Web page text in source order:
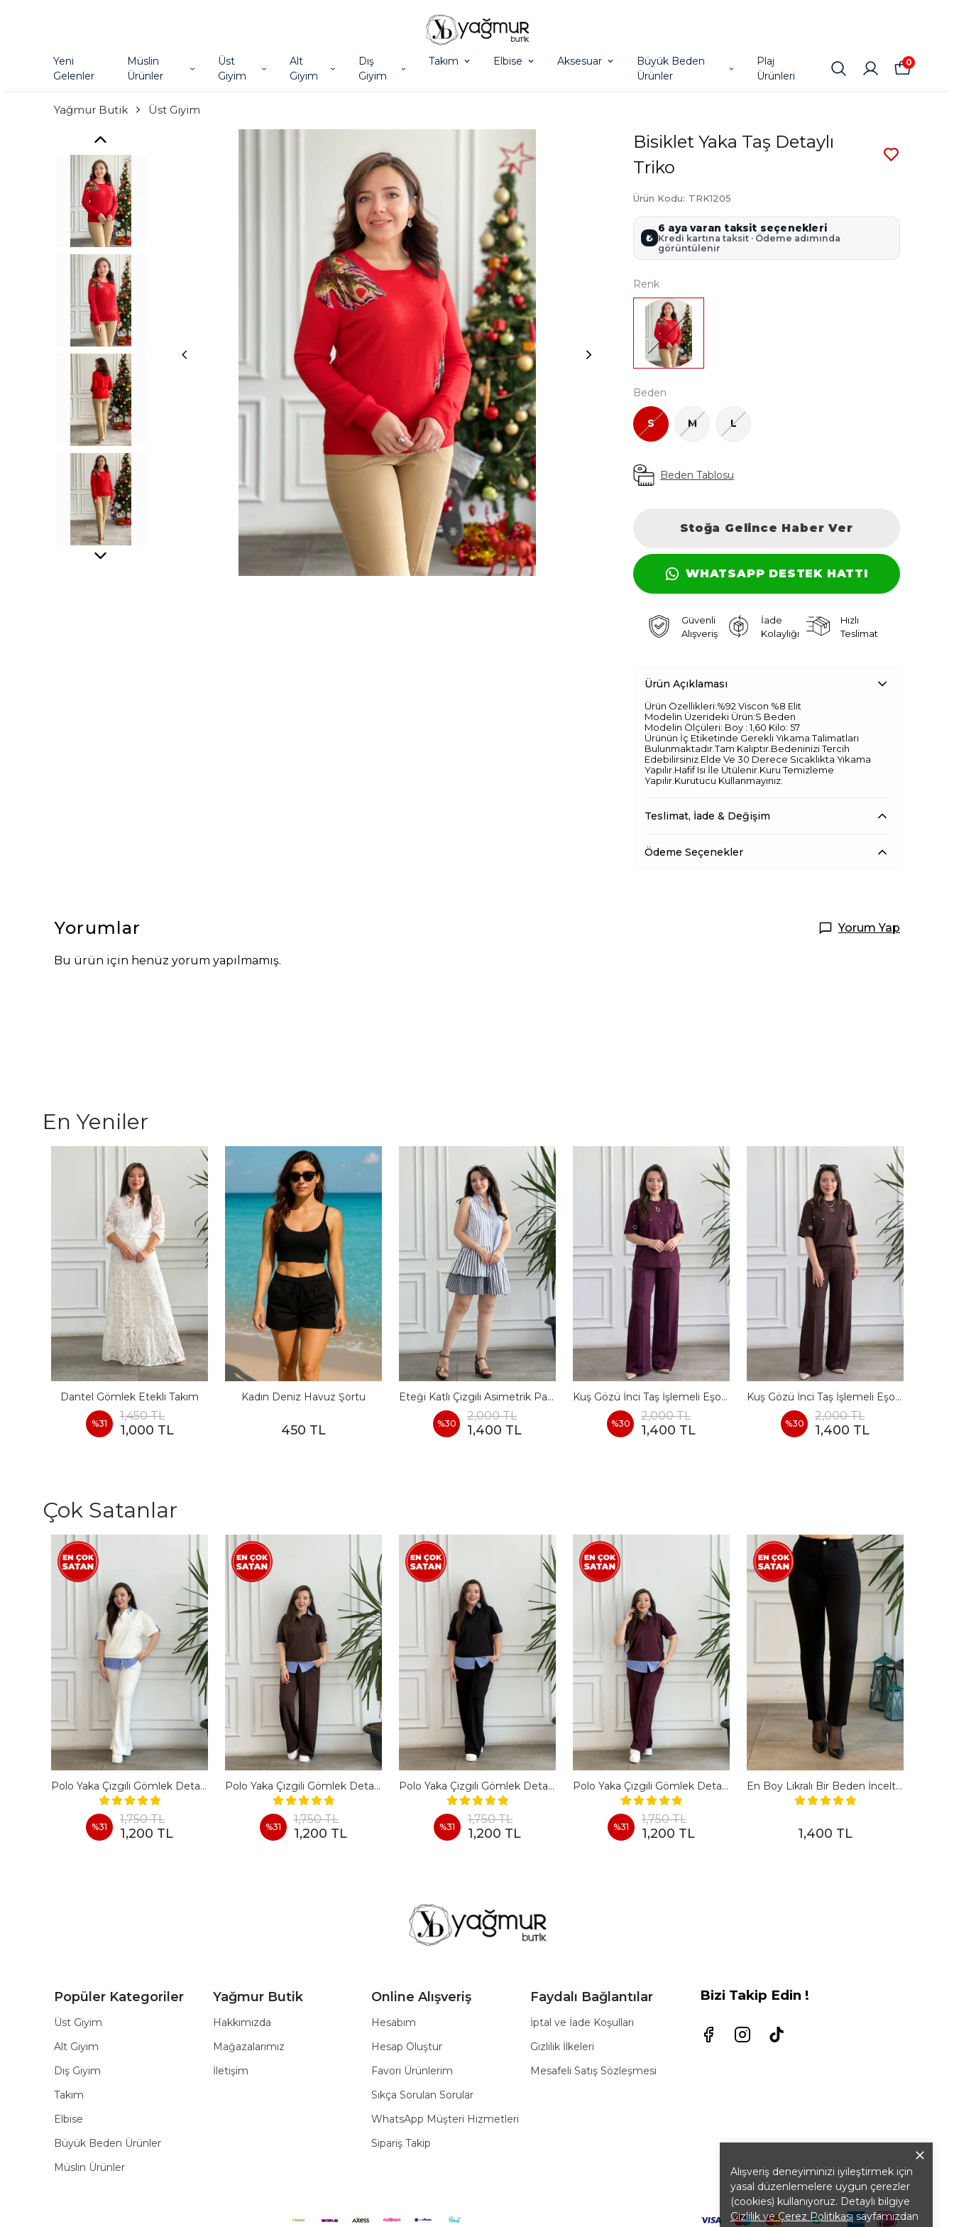
Yeni
Gelenler
Müslin
Ürünler
Üst
Giyim
Alt
Giyim
Dış
Giyim
Takım Elbise Aksesuar
Büyük Beden
Ürünler
Plaj
Ürünleri
0
Alışveriş deneyiminizi iyileştirmek için
yasal düzenlemelere uygun çerezler
(cookies) kullanıyoruz. Detaylı bilgiye
Gizlilik ve Çerez Politikasısayfamızdan
Yağmur Butik Üst Giyim
Bisiklet Yaka Taş Detaylı
Triko
Ürün Kodu: TRK1205
₺
6 aya varan taksit seçenekleri
Kredi kartına taksit · Ödeme adımında
görüntülenir
Renk
Beden
S M L
Beden Tablosu
Stoğa Gelince Haber Ver
WHATSAPP DESTEK HATTI
Güvenli
Alışveriş
İade
Kolaylığı
Hızlı
Teslimat
Ürün Açıklaması
Ürün Özellikleri:%92 Viscon %8 Elit
Modelin Üzerideki Ürün:S Beden
Modelin Ölçüleri: Boy : 1,60 Kilo: 57
Ürünün İç Etiketinde Gerekli Yıkama Talimatları
Bulunmaktadır.Tam Kalıptır.Bedeninizi Tercih
Edebilirsiniz.Elde Ve 30 Derece Sıcaklıkta Yıkama
Yapılır.Hafif Isı İle Ütülenir.Kuru Temizleme
Yapılır.Kurutucu Kullanmayınız.
Teslimat, İade & Değişim
Ödeme Seçenekler
Yorumlar Yorum Yap
Bu ürün için henüz yorum yapılmamış.
En Yeniler
Dantel Gömlek Etekli Takım
%31
1,450 TL
1,000 TL
Kadın Deniz Havuz Şortu
450 TL
Eteği Katlı Çizgili Asimetrik Pamuk Elbise
%30
2,000 TL
1,400 TL
Kuş Gözü İnci Taş İşlemeli Eşofman Takımı - BORDO
%30
2,000 TL
1,400 TL
Kuş Gözü İnci Taş İşlemeli Eşofman Takımı - KAHVERENGI
%30
2,000 TL
1,400 TL
Çok Satanlar
Polo Yaka Çizgili Gömlek Detaylı Kısa Kollu Takım - BEYAZ
%31
1,750 TL
1,200 TL
Polo Yaka Çizgili Gömlek Detaylı Kısa Kollu Takım - KAHVERENGI
%31
1,750 TL
1,200 TL
Polo Yaka Çizgili Gömlek Detaylı Kısa Kollu Takım - SIYAH
%31
1,750 TL
1,200 TL
Polo Yaka Çizgili Gömlek Detaylı Kısa Kollu Takım - BORDO
%31
1,750 TL
1,200 TL
En Boy Likralı Bir Beden İncelten Pantolon - SIYAH
1,400 TL
Popüler Kategoriler
Üst Giyim
Alt Giyim
Dış Giyim
Takım
Elbise
Büyük Beden Ürünler
Müslin Ürünler
Yağmur Butik
Hakkımızda
Mağazalarımız
İletişim
Online Alışveriş
Hesabım
Hesap Oluştur
Favori Ürünlerim
Sıkça Sorulan Sorular
WhatsApp Müşteri Hizmetleri
Sipariş Takip
Faydalı Bağlantılar
İptal ve İade Koşulları
Gizlilik İlkeleri
Mesafeli Satış Sözleşmesi
Bizi Takip Edin !